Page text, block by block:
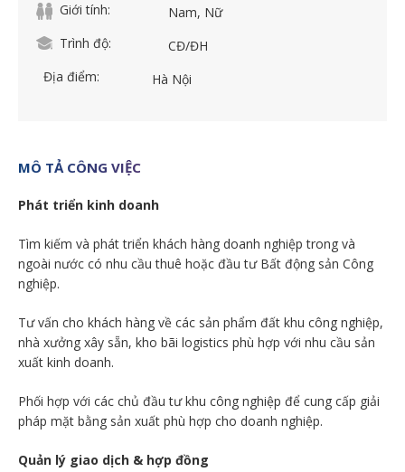
Giới tính:
Nam, Nữ
Trình độ:
CĐ/ĐH
Địa điểm:
Hà Nội
MÔ TẢ CÔNG VIỆC
Phát triển kinh doanh
Tìm kiếm và phát triển khách hàng doanh nghiệp trong và
ngoài nước có nhu cầu thuê hoặc đầu tư Bất động sản Công
nghiệp.
Tư vấn cho khách hàng về các sản phẩm đất khu công nghiệp,
nhà xưởng xây sẵn, kho bãi logistics phù hợp với nhu cầu sản
xuất kinh doanh.
Phối hợp với các chủ đầu tư khu công nghiệp để cung cấp giải
pháp mặt bằng sản xuất phù hợp cho doanh nghiệp.
Quản lý giao dịch & hợp đồng